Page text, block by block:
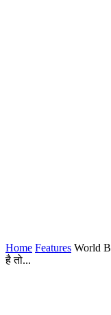
Home Features World
है तो...